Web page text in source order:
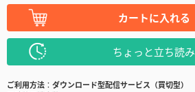
カートに入れる
ちょっと立ち読み
ご利用方法
ダウンロード型配信サービス（買切型）